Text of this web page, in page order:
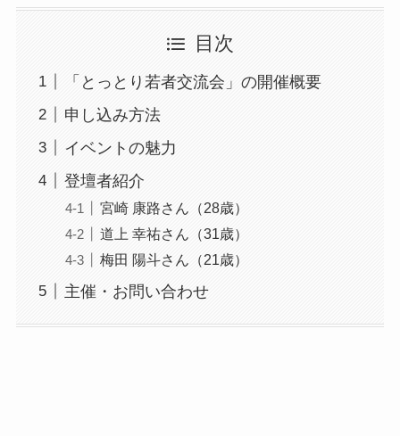
目次
「とっとり若者交流会」の開催概要
申し込み方法
イベントの魅力
登壇者紹介
宮崎 康路さん（28歳）
道上 幸祐さん（31歳）
梅田 陽斗さん（21歳）
主催・お問い合わせ